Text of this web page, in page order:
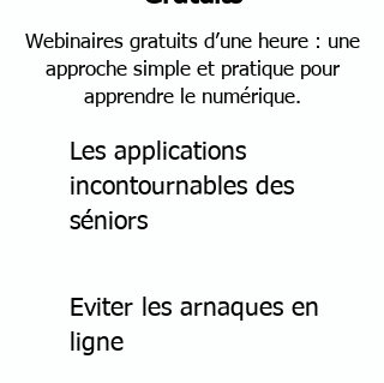
Webinaires gratuits d’une heure : une
approche simple et pratique pour
apprendre le numérique.
Les applications
incontournables des
séniors
Eviter les arnaques en
ligne